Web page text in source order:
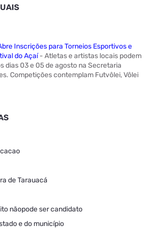
Inscrições para Torneios Esportivos e
do Açaí - Atletas e artistas locais podem
dias 03 e 05 de agosto na Secretaria
Competições contemplam Futvôlei, Vôlei
de Tarauacá
nãopode ser candidato
e do município